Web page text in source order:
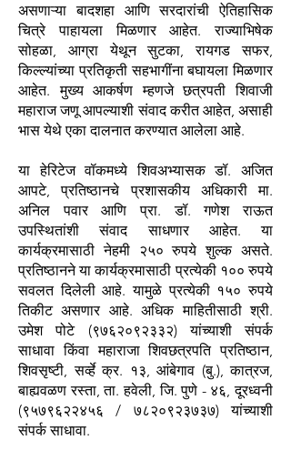
असणाऱ्या बादशहा आणि सरदारांची ऐतिहासिक
चित्रे पाहायला मिळणार आहेत. राज्याभिषेक
सोहळा, आग्रा येथून सुटका, रायगड सफर,
किल्ल्यांच्या प्रतिकृती सहभागींना बघायला मिळणार
आहेत. मुख्य आकर्षण म्हणजे छत्रपती शिवाजी
महाराज जणू आपल्याशी संवाद करीत आहेत, असाही
भास येथे एका दालनात करण्यात आलेला आहे.
या हेरिटेज वॉकमध्ये शिवअभ्यासक डॉ. अजित
आपटे, प्रतिष्ठानचे प्रशासकीय अधिकारी मा.
अनिल पवार आणि प्रा. डॉ. गणेश राऊत
उपस्थितांशी संवाद साधणार आहेत. या
कार्यक्रमासाठी नेहमी २५० रुपये शुल्क असते.
प्रतिष्ठानने या कार्यक्रमासाठी प्रत्येकी १०० रुपये
सवलत दिलेली आहे. यामुळे प्रत्येकी १५० रुपये
तिकीट असणार आहे. अधिक माहितीसाठी श्री.
उमेश पोटे (९७६२०९२३३२) यांच्याशी संपर्क
साधावा किंवा महाराजा शिवछत्रपति प्रतिष्ठान,
शिवसृष्टी, सर्व्हे क्र. १३, आंबेगाव (बु.), कात्रज,
बाह्यवळण रस्ता, ता. हवेली, जि. पुणे - ४६, दूरध्वनी
(९५७९६२२४५६ / ७८२०९२३७३७) यांच्याशी
संपर्क साधावा.